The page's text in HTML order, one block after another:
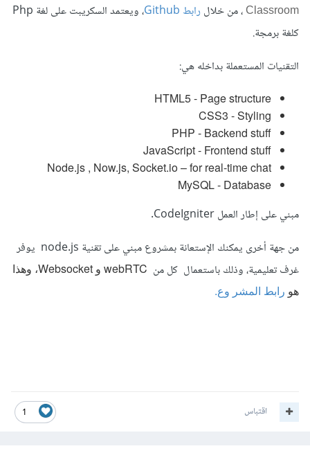
Classroom، من خلال رابط Github
، ويعتمد السكريبت على لغة Php
كلغة برمجة.
التقنيات المستعملة بداخله هي:
HTML5 - Page structure
CSS3 - Styling
PHP - Backend stuff
JavaScript - Frontend stuff
Node.js , Now.js, Socket.io – for real-time chat
MySQL - Database
مبني على إطار العمل CodeIgniter.
من جهة أخرى يمكنك الإستعانة بمشروع مبني على تقنية node.js يوفر
غرف تعليمية، وذلك باستعمال كل من
webRTC و Websocket، وهذا
هو رابط المشر وع.
1 اقتباس